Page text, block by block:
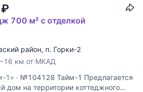
₽
700 м² с отделкой
район, п. Горки-2
~16 км от МКАД
1» · №104128 Тайм-1 Предлагается
дом на территории коттеджного